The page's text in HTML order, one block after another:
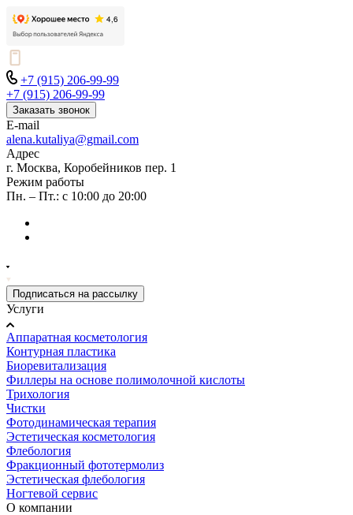
+7 (915) 206-99-99
+7 (915) 206-99-99
Заказать звонок
E-mail
alena.kutaliya@gmail.com
Адрес
г. Москва, Коробейников пер. 1
Режим работы
Пн. – Пт.: с 10:00 до 20:00
Подписаться на рассылку
Услуги
Аппаратная косметология
Контурная пластика
Биоревитализация
Филлеры на основе полимолочной кислоты
Трихология
Чистки
Фотодинамическая терапия
Эстетическая косметология
Флебология
Фракционный фототермолиз
Эстетическая флебология
Ногтевой сервис
О компании